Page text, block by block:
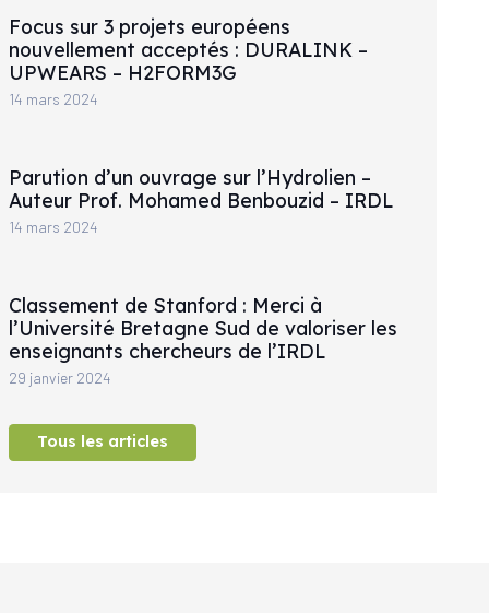
Focus sur 3 projets européens
nouvellement acceptés : DURALINK –
UPWEARS – H2FORM3G
14 mars 2024
Parution d’un ouvrage sur l’Hydrolien –
Auteur Prof. Mohamed Benbouzid – IRDL
14 mars 2024
Classement de Stanford : Merci à
l’Université Bretagne Sud de valoriser les
enseignants chercheurs de l’IRDL
29 janvier 2024
Tous les articles